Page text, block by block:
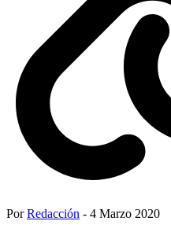
PorRedacción - 4 Marzo 2020